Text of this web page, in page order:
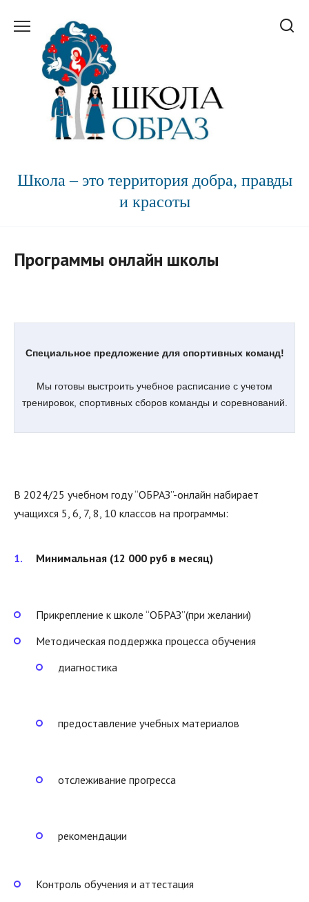
содержанию
Школа – это территория добра, правды
и красоты
Программы онлайн школы
Специальное предложение для спортивных команд!
Мы готовы выстроить учебное расписание с учетом
тренировок, спортивных сборов команды и соревнований.
В 2024/25 учебном году “ОБРАЗ”-онлайн набирает
учащихся 5, 6, 7, 8, 10 классов на программы:
Минимальная (12 000 руб в месяц)
Прикрепление к школе “ОБРАЗ”(при желании)
Методическая поддержка процесса обучения
диагностика
предоставление учебных материалов
отслеживание прогресса
рекомендации
Контроль обучения и аттестация